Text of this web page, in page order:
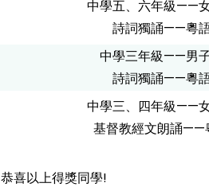
中學五、六年級——
詩詞獨誦——粵
中學三年級——男
詩詞獨誦——粵
中學三、四年級——
基督教經文朗誦——
恭喜以上得獎同學!